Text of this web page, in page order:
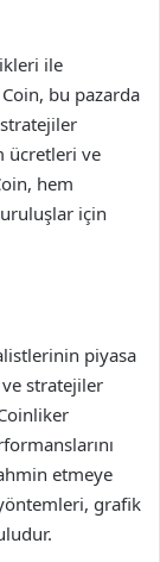
ile
bu pazarda
ücretleri ve
hem
için
piyasa
stratejiler
etmeye
grafik